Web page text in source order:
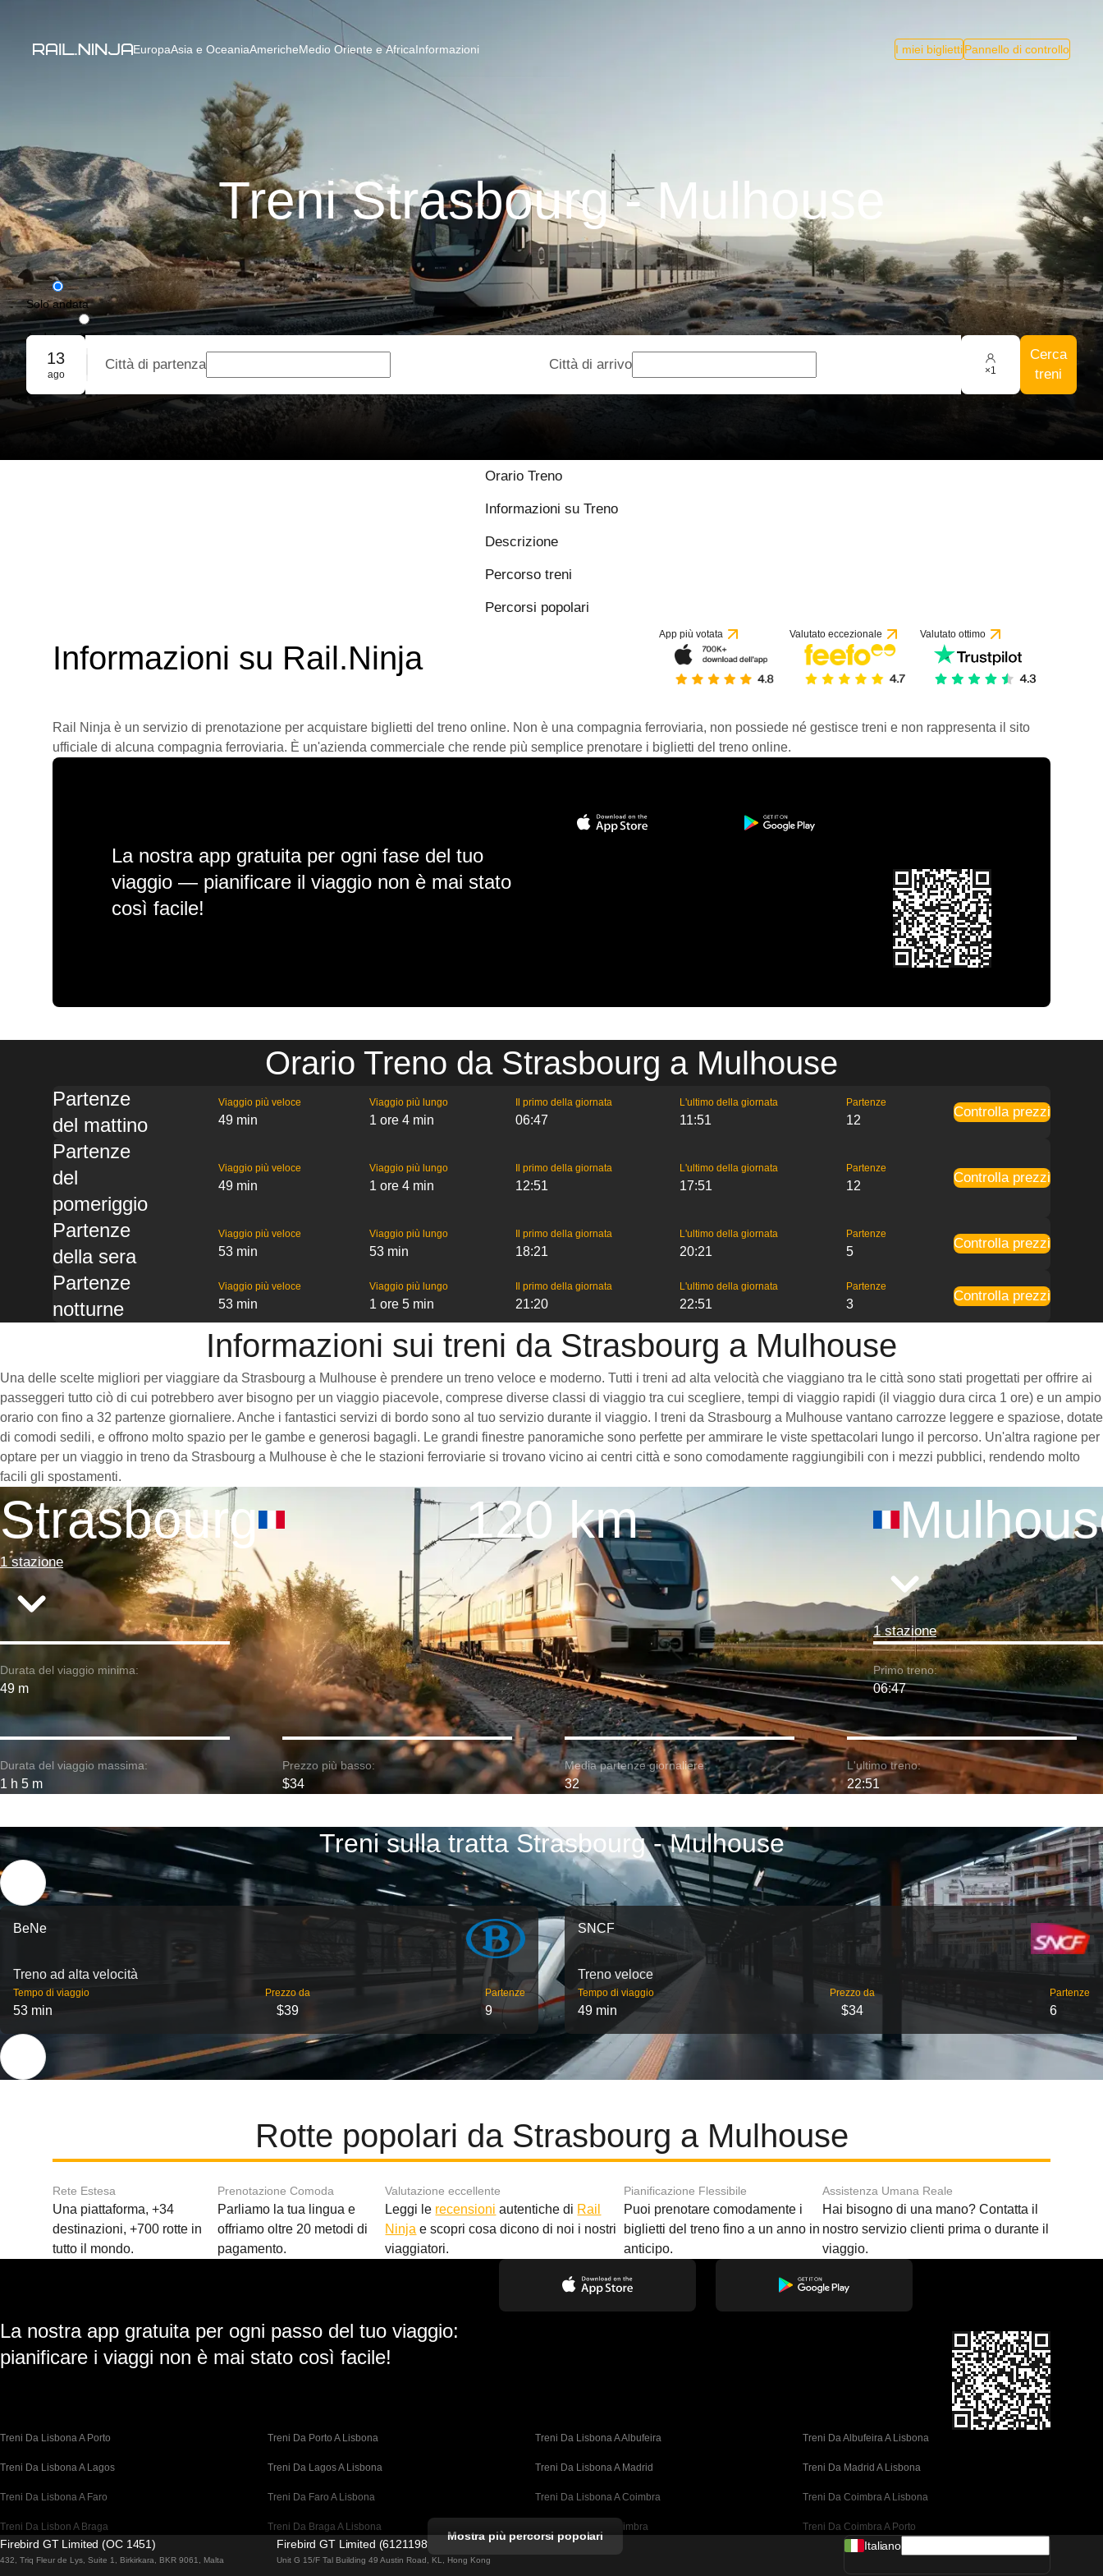
EuropaAsia e OceaniaAmericheMedio Oriente e AfricaInformazioni I miei bigliettiPannello di controllo
Treni Strasbourg - Mulhouse
Solo andata
Andata e ritorno
Prenotazione di gruppo
13
ago
Città di partenza Città di arrivo ×1
Cerca
treni
Orario Treno
Informazioni su Treno
Descrizione
Percorso treni
Percorsi popolari
Informazioni su Rail.Ninja
App più votata Valutato eccezionale Valutato ottimo
Rail Ninja è un servizio di prenotazione per acquistare biglietti del treno online. Non è una compagnia ferroviaria, non possiede né gestisce treni e non rappresenta il sito
ufficiale di alcuna compagnia ferroviaria. È un'azienda commerciale che rende più semplice prenotare i biglietti del treno online.
La nostra app gratuita per ogni fase del tuo
viaggio — pianificare il viaggio non è mai stato
così facile!
Orario Treno da Strasbourg a Mulhouse
Partenze
del mattino
Viaggio più veloce
49 min
Viaggio più lungo
1 ore 4 min
Il primo della giornata
06:47
L'ultimo della giornata
11:51
Partenze
12
Controlla prezzi
Partenze
del
pomeriggio
Viaggio più veloce
49 min
Viaggio più lungo
1 ore 4 min
Il primo della giornata
12:51
L'ultimo della giornata
17:51
Partenze
12
Controlla prezzi
Partenze
della sera
Viaggio più veloce
53 min
Viaggio più lungo
53 min
Il primo della giornata
18:21
L'ultimo della giornata
20:21
Partenze
5
Controlla prezzi
Partenze
notturne
Viaggio più veloce
53 min
Viaggio più lungo
1 ore 5 min
Il primo della giornata
21:20
L'ultimo della giornata
22:51
Partenze
3
Controlla prezzi
Informazioni sui treni da Strasbourg a Mulhouse
Una delle scelte migliori per viaggiare da Strasbourg a Mulhouse è prendere un treno veloce e moderno. Tutti i treni ad alta velocità che viaggiano tra le città sono stati progettati per offrire ai
passeggeri tutto ciò di cui potrebbero aver bisogno per un viaggio piacevole, comprese diverse classi di viaggio tra cui scegliere, tempi di viaggio rapidi (il viaggio dura circa 1 ore) e un ampio
orario con fino a 32 partenze giornaliere. Anche i fantastici servizi di bordo sono al tuo servizio durante il viaggio. I treni da Strasbourg a Mulhouse vantano carrozze leggere e spaziose, dotate
di comodi sedili, e offrono molto spazio per le gambe e generosi bagagli. Le grandi finestre panoramiche sono perfette per ammirare le viste spettacolari lungo il percorso. Un'altra ragione per
optare per un viaggio in treno da Strasbourg a Mulhouse è che le stazioni ferroviarie si trovano vicino ai centri città e sono comodamente raggiungibili con i mezzi pubblici, rendendo molto
facili gli spostamenti.
Strasbourg
1 stazione
120 km
1 stazione
Durata del viaggio minima:
49 m
Primo treno:
06:47
Durata del viaggio massima:
1 h 5 m
Prezzo più basso:
$34
Media partenze giornaliere:
32
L'ultimo treno:
22:51
Treni sulla tratta Strasbourg - Mulhouse
BeNe
Treno ad alta velocità
Tempo di viaggio
53 min
Prezzo da
$39
Partenze
9
SNCF
Treno veloce
Tempo di viaggio
49 min
Prezzo da
$34
Partenze
6
Rotte popolari da Strasbourg a Mulhouse
Rete Estesa
Una piattaforma, +34
destinazioni, +700 rotte in
tutto il mondo.
Prenotazione Comoda
Parliamo la tua lingua e
offriamo oltre 20 metodi di
pagamento.
Valutazione eccellente
Leggi le recensioni autentiche di Rail
Ninja e scopri cosa dicono di noi i nostri
viaggiatori.
Pianificazione Flessibile
Puoi prenotare comodamente i
biglietti del treno fino a un anno in
anticipo.
Assistenza Umana Reale
Hai bisogno di una mano? Contatta il
nostro servizio clienti prima o durante il
viaggio.
La nostra app gratuita per ogni passo del tuo viaggio:
pianificare i viaggi non è mai stato così facile!
Treni Da Lisbona A Porto Treni Da Porto A Lisbona Treni Da Lisbona A Albufeira Treni Da Albufeira A Lisbona
Treni Da Lisbona A Lagos Treni Da Lagos A Lisbona Treni Da Lisbona A Madrid Treni Da Madrid A Lisbona
Treni Da Lisbona A Faro Treni Da Faro A Lisbona Treni Da Lisbona A Coimbra Treni Da Coimbra A Lisbona
Treni Da Lisbon A Braga Treni Da Braga A Lisbona Treni Da Porto A Coimbra Treni Da Coimbra A Porto
Treni Da Barcellona A Madrid Treni Da Madrid A Barcellona Treni Da Valencia A Barcellona
Mostra più percorsi popolari
Firebird GT Limited (OC 1451)
432, Triq Fleur de Lys, Suite 1, Birkirkara, BKR 9061, Malta
Firebird GT Limited (61211989)
Unit G 15/F Tal Building 49 Austin Road, KL, Hong Kong
Italiano